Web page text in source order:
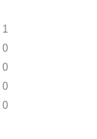
1
0
0
0
0